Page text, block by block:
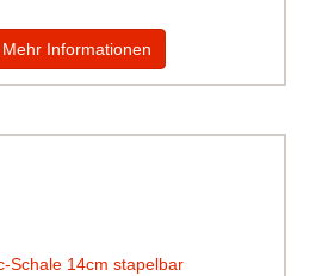
Mehr Informationen